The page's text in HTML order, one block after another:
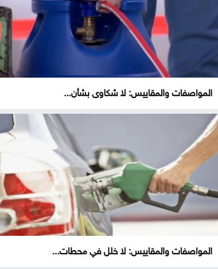
المواصفات والمقاييس: لا شكاوى بشأن...
المواصفات والمقاييس: لا خلل في محطات...